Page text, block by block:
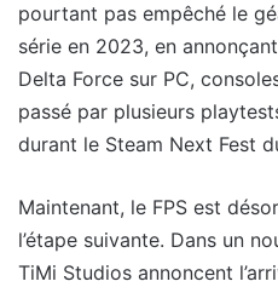
pourtant pas empêché le
série en 2023, en
Delta Force sur PC,
passé par plusieurs
durant le Steam Next Fest
Maintenant, le FPS est
l’étape suivante. Dans un
TiMi Studios annoncent